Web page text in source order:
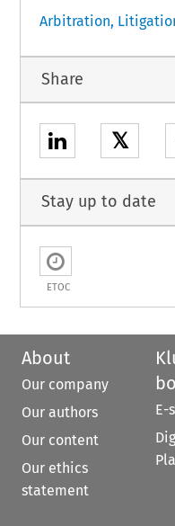
Arbitration,
Share
𝕏
Stay up to date
ETOC
About
Our company
Our authors
Our content
Our ethics
statement
E-